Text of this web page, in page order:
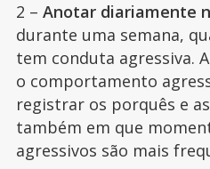
2 – Anotar diariamente
durante uma semana,
tem conduta agressiva.
o comportamento
registrar os porquês e
também em que
agressivos são mais